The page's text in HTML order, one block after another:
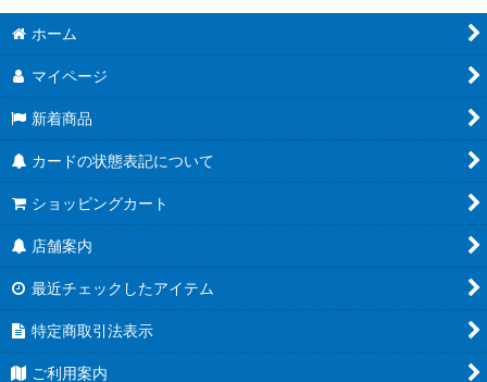
ホーム
マイページ
新着商品
カードの状態表記について
ショッピングカート
店舗案内
最近チェックしたアイテム
特定商取引法表示
ご利用案内